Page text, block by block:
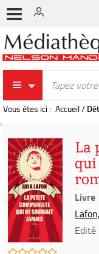
Vous êtes ici : Accueil/
/5
La
qui
Livre
Edité